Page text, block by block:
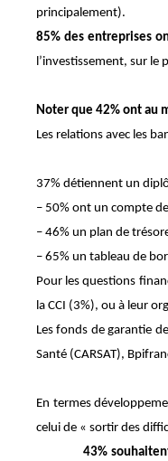
principalement).
85% des entreprises
l’investissement, sur le
Noter que 42% ont au
Les relations avec les
37% détiennent un
– 50% ont un compte
– 46% un plan de
– 65% un tableau de
Pour les questions
la CCI (3%), ou à leur
Les fonds de garantie
Santé (CARSAT),
En termes
celui de « sortir des
43%